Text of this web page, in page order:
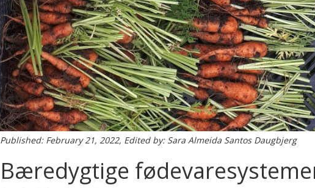
Published: February 21, 2022, Edited by: Sara Almeida Santos Daugbjerg
Bæredygtige